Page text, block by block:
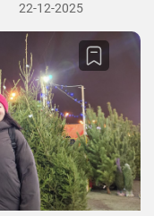
22-12-2025